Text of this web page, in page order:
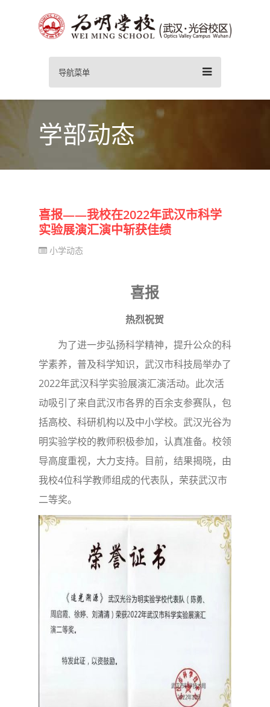
导航菜单
学部动态
喜报——我校在2022年武汉市科学
实验展演汇演中斩获佳绩
小学动态
喜报
热烈祝贺
为了进一步弘扬科学精神，提升公众的科
学素养，普及科学知识，武汉市科技局举办了
2022年武汉科学实验展演汇演活动。此次活
动吸引了来自武汉市各界的百余支参赛队，包
括高校、科研机构以及中小学校。武汉光谷为
明实验学校的教师积极参加，认真准备。校领
导高度重视，大力支持。目前，结果揭晓，由
我校4位科学教师组成的代表队，荣获武汉市
二等奖。